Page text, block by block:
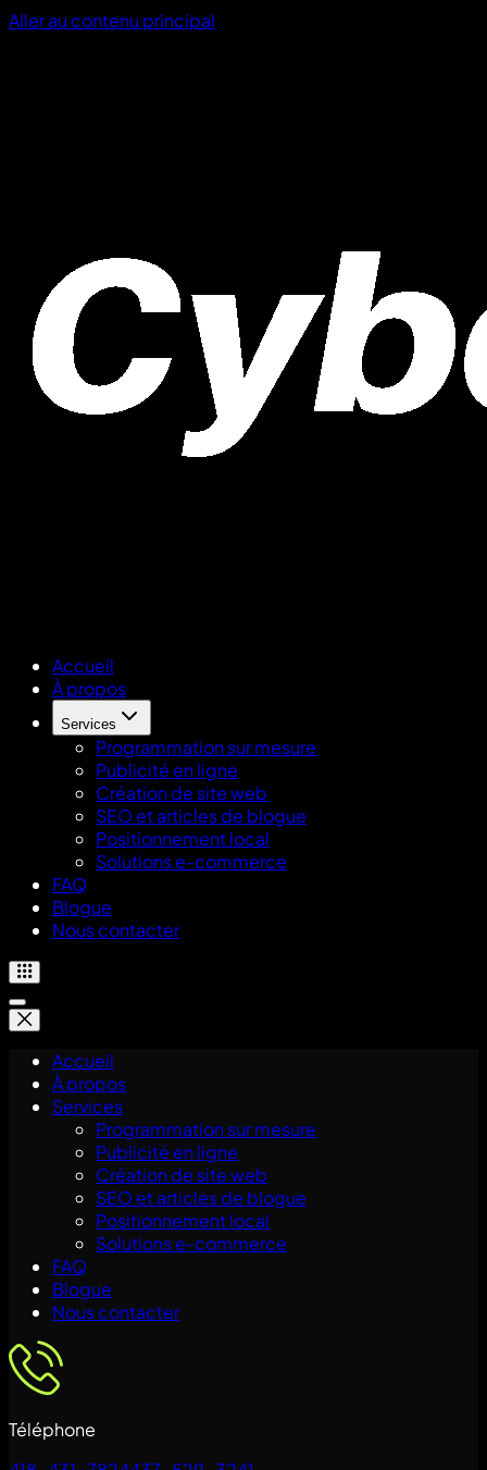
Aller au contenu principal
Accueil
À propos
Services
Programmation sur mesure
Publicité en ligne
Création de site web
SEO et articles de blogue
Positionnement local
Solutions e-commerce
FAQ
Blogue
Nous contacter
Accueil
À propos
Services
Programmation sur mesure
Publicité en ligne
Création de site web
SEO et articles de blogue
Positionnement local
Solutions e-commerce
FAQ
Blogue
Nous contacter
Téléphone